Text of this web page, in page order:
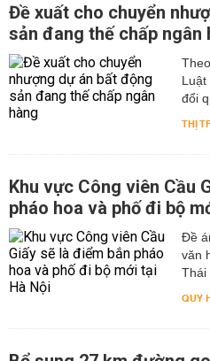
Đề xuất cho chuyển
sản đang thế chấp ngân
Luật
đổi
THỊ
Khu vực Công viên Cầu
pháo hoa và phố đi bộ
Đề
văn
Thái
QUY